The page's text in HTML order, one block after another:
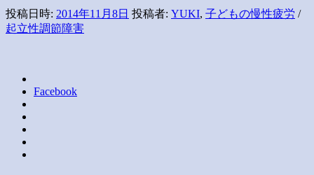
投稿日時: 2014年11月8日 投稿者: YUKI, 子どもの慢性疲労 /
起立性調節障害
Facebook